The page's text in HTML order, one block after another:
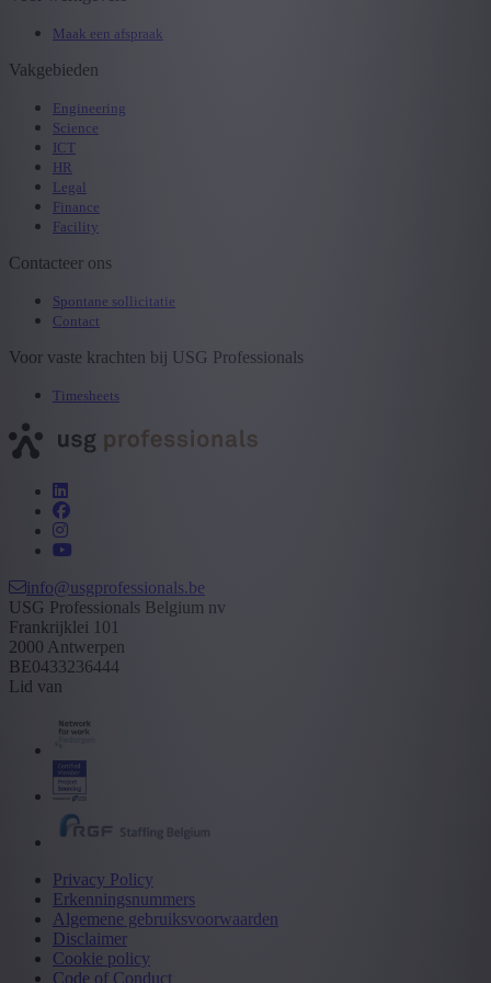
Maak een afspraak
Vakgebieden
Engineering
Science
ICT
HR
Legal
Finance
Facility
Contacteer ons
Spontane sollicitatie
Contact
Voor vaste krachten bij USG Professionals
Timesheets
info@usgprofessionals.be
USG Professionals Belgium nv
Frankrijklei 101
2000 Antwerpen
BE0433236444
Lid van
Privacy Policy
Erkenningsnummers
Algemene gebruiksvoorwaarden
Disclaimer
Cookie policy
Code of Conduct